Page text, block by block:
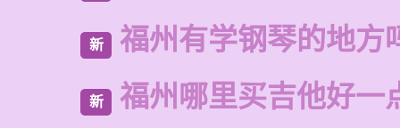
新 福州有学钢琴的地方
新 福州哪里买吉他好一